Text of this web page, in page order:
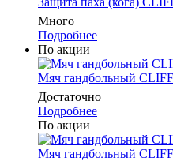
Много
Подробнее
По акции
Мяч гандбольный
Достаточно
Подробнее
По акции
Мяч гандбольный